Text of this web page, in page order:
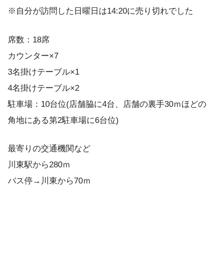
※自分が訪問した日曜日は14:20に売り切れでした
席数：18席
カウンター×7
3名掛けテーブル×1
4名掛けテーブル×2
駐車場：10台位(店舗脇に4台、店舗の裏手30ｍほどの
角地にある第2駐車場に6台位)
最寄りの交通機関など
川東駅から280ｍ
バス停→川東から70ｍ